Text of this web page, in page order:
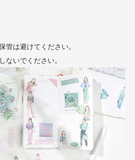
は避けてください。
ないでください。